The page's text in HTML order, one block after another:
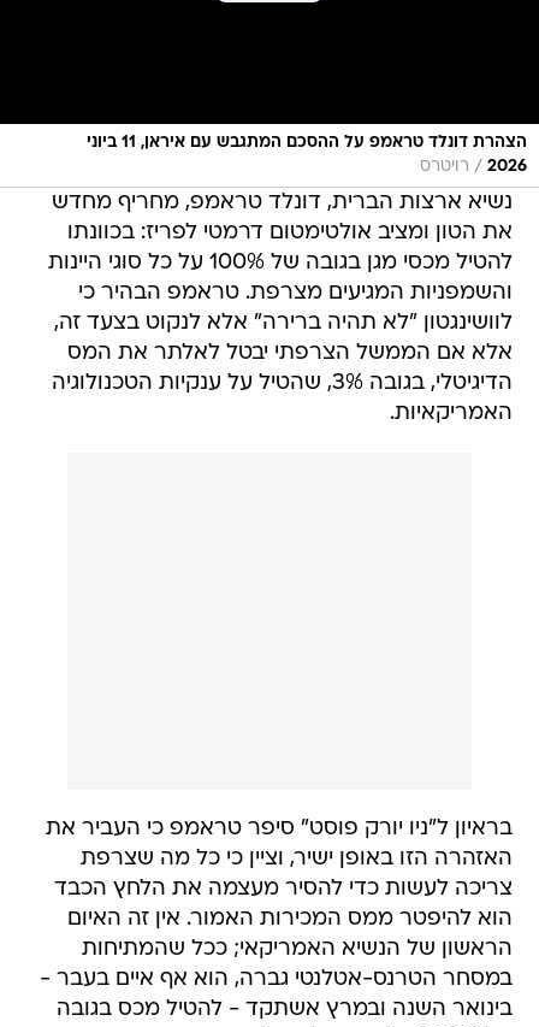
הצהרת דונלד טראמפ על ההסכם המתגבש עם איראן, 11 ביוני
2026
/ רויטרס
נשיא ארצות הברית, דונלד טראמפ, מחריף מחדש
את הטון ומציב אולטימטום דרמטי לפריז: בכוונתו
להטיל מכסי מגן בגובה של 100% על כל סוגי היינות
והשמפניות המגיעים מצרפת. טראמפ הבהיר כי
לוושינגטון "לא תהיה ברירה" אלא לנקוט בצעד זה,
אלא אם הממשל הצרפתי יבטל לאלתר את המס
הדיגיטלי, בגובה 3%, שהטיל על ענקיות הטכנולוגיה
האמריקאיות.
בראיון ל"ניו יורק פוסט" סיפר טראמפ כי העביר את
האזהרה הזו באופן ישיר, וציין כי כל מה שצרפת
צריכה לעשות כדי להסיר מעצמה את הלחץ הכבד
הוא להיפטר ממס המכירות האמור. אין זה האיום
הראשון של הנשיא האמריקאי; ככל שהמתיחות
במסחר הטרנס-אטלנטי גברה, הוא אף איים בעבר -
בינואר השנה ובמרץ אשתקד - להטיל מכס בגובה